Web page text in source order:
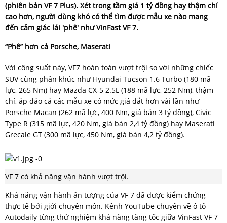
(phiên bản VF 7 Plus). Xét trong tầm giá 1 tỷ đồng hay thậm chí
cao hơn, người dùng khó có thể tìm được mẫu xe nào mang
đến cảm giác lái 'phê' như VinFast VF 7.
“Phê” hơn cả Porsche, Maserati
Với công suất này, VF7 hoàn toàn vượt trội so với những chiếc
SUV cùng phân khúc như Hyundai Tucson 1.6 Turbo (180 mã
lực, 265 Nm) hay Mazda CX-5 2.5L (188 mã lực, 252 Nm), thậm
chí, áp đảo cả các mẫu xe có mức giá đắt hơn vài lần như
Porsche Macan (262 mã lực, 400 Nm, giá bán 3 tỷ đồng), Civic
Type R (315 mã lực, 420 Nm, giá bán 2,4 tỷ đồng) hay Maserati
Grecale GT (300 mã lực, 450 Nm, giá bán 4,2 tỷ đồng).
VF 7 có khả năng vận hành vượt trội.
Khả năng vận hành ấn tượng của VF 7 đã được kiểm chứng
thực tế bởi giới chuyên môn. Kênh YouTube chuyên về ô tô
Autodaily từng thử nghiệm khả năng tăng tốc giữa VinFast VF 7